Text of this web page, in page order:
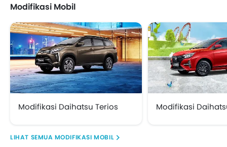
Modifikasi Mobil
Modifikasi Daihatsu Terios Modifikasi
MODIFIKASI MOBIL